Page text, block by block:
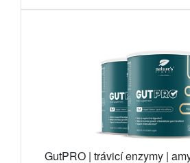
GutPRO | trávicí enzymy |